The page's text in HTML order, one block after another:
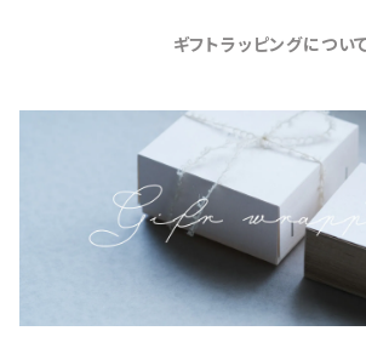
ギフトラッピングについ